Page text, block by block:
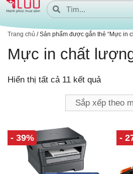
Trang chủ / Sản phẩm được gắn thẻ “Mực in
Mực in chất
Hiển thị tất cả 11 kết quả
- 39% -